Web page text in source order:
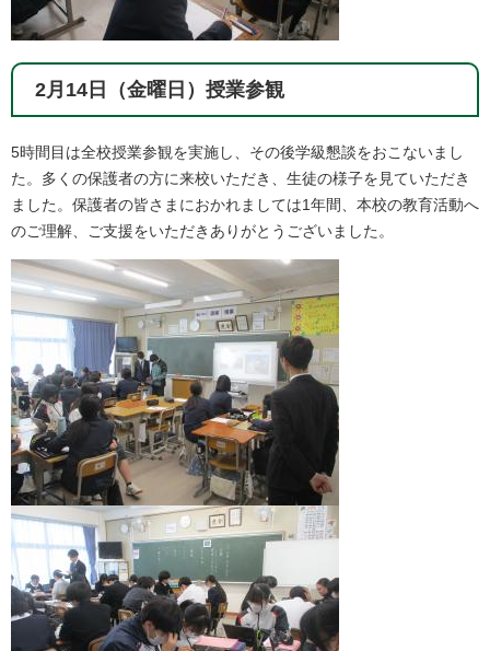
2月14日（金曜日）授業参観
5時間目は全校授業参観を実施し、その後学級懇談をおこないまし
た。多くの保護者の方に来校いただき、生徒の様子を見ていただき
ました。保護者の皆さまにおかれましては1年間、本校の教育活動へ
のご理解、ご支援をいただきありがとうございました。